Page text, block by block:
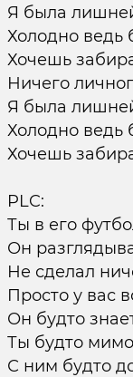
Я была
Холодно ведь
Хочешь
Ничего
Я была
Холодно ведь
Хочешь
PLC:
Ты в его
Он
Не сделал
Просто у вас
Он будто
Ты будто
С ним будто